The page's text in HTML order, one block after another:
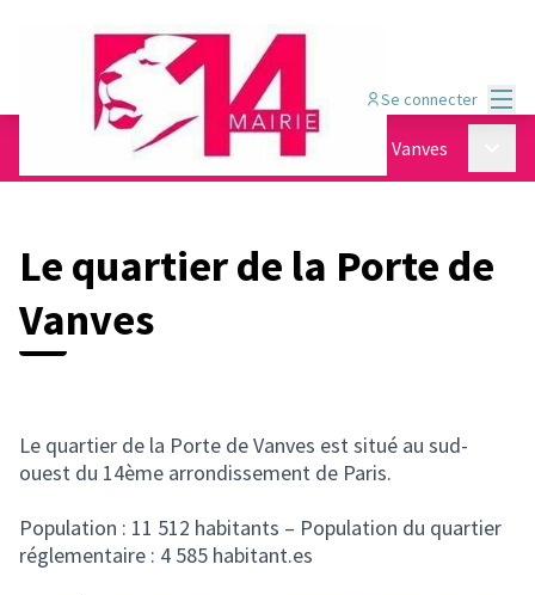
Se connecter
Le Conseil Citoyen Le quartier de la Porte de Vanves
Le quartier de la Porte de
Vanves
Le quartier de la Porte de Vanves est situé au sud-
ouest du 14ème arrondissement de Paris.
Population : 11 512 habitants – Population du quartier
réglementaire : 4 585 habitant.es